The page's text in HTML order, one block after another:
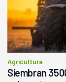
Agricultura
Siembran